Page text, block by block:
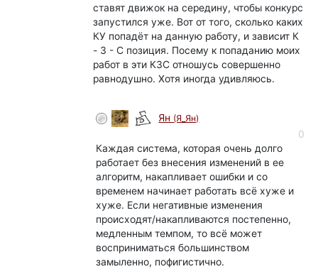
ставят движок на середину, чтобы конкурс
запустился уже. Вот от того, сколько каких
КУ попадёт на данную работу, и зависит К
- З - С позиция. Посему к попаданию моих
работ в эти КЗС отношусь совершенно
равнодушно. Хотя иногда удивляюсь.
Ян (Я_Ян)
0
Каждая система, которая очень долго
работает без внесения изменений в ее
алгоритм, накапливает ошибки и со
временем начинает работать всё хуже и
хуже. Если негативные изменения
происходят/накапливаются постепенно,
медленным темпом, то всё может
восприниматься большинством
замыленно, пофигистично.